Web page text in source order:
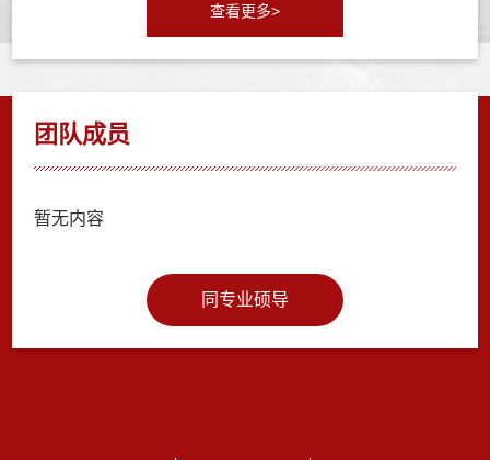
查看更多>
团队成员
暂无内容
同专业硕导